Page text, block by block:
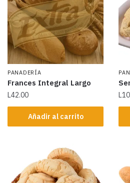
PANADERÍA
Frances Integral Largo
L42.00
Añadir al carrito
L